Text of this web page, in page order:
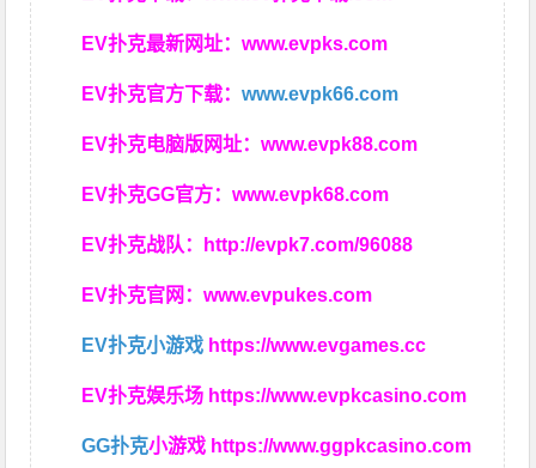
EV扑克最新网址：www.evpks.com
EV扑克官方下载：www.evpk66.com
EV扑克电脑版网址：www.evpk88.com
EV扑克GG官方：www.evpk68.com
EV扑克战队： http://evpk7.com/96088
EV扑克官网：www.evpukes.com
EV扑克小游戏 https://www.evgames.cc
EV扑克娱乐场 https://www.evpkcasino.com
GG扑克小游戏 https://www.ggpkcasino.com